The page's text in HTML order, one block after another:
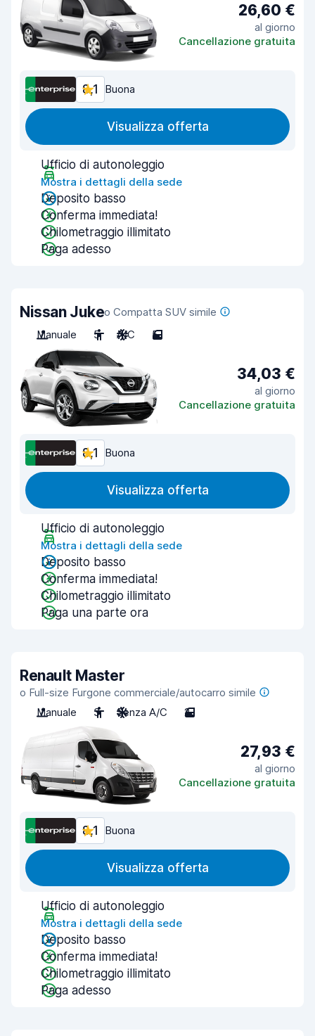
26,60 €
al giorno
Cancellazione gratuita
8,1 Buona
Visualizza offerta
Ufficio di autonoleggio
Mostra i dettagli della sede
Deposito basso
Conferma immediata!
Chilometraggio illimitato
Paga adesso
Nissan Jukeo Compatta SUV simile
Manuale
5 A/C 5
34,03 €
al giorno
Cancellazione gratuita
8,1 Buona
Visualizza offerta
Ufficio di autonoleggio
Mostra i dettagli della sede
Deposito basso
Conferma immediata!
Chilometraggio illimitato
Paga una parte ora
Renault Master
o Full-size Furgone commerciale/autocarro simile
Manuale
3 Senza A/C 2
27,93 €
al giorno
Cancellazione gratuita
8,1 Buona
Visualizza offerta
Ufficio di autonoleggio
Mostra i dettagli della sede
Deposito basso
Conferma immediata!
Chilometraggio illimitato
Paga adesso